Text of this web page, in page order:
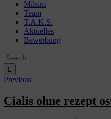
contentMilsim
Team
T.A.K.S.
Aktuelles
Bewerbung
Search
for:
Previous
Cialis ohne rezept